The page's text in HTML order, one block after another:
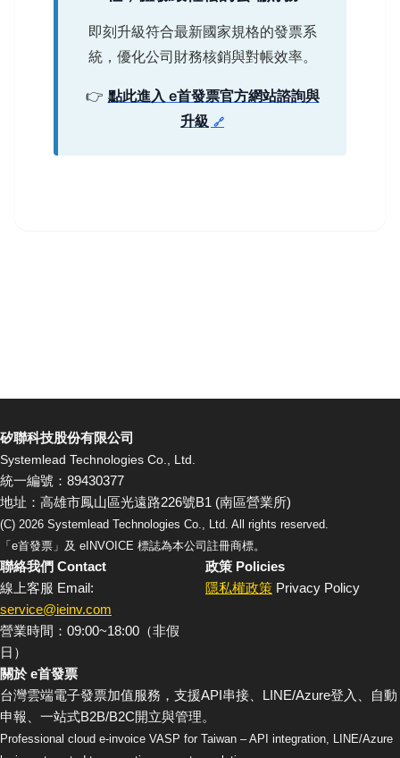
即刻升級符合最新國家規格的發票系
統，優化公司財務核銷與對帳效率。
👉 點此進入 e首發票官方網站諮詢與
升級
矽聯科技股份有限公司
Systemlead Technologies Co., Ltd.
統一編號：89430377
地址：高雄市鳳山區光遠路226號B1 (南區營業所)
(C) 2026 Systemlead Technologies Co., Ltd. All rights reserved.
「e首發票」及 eINVOICE 標誌為本公司註冊商標。
聯絡我們 Contact
線上客服 Email:
service@ieinv.com
營業時間：09:00~18:00（非假
日）
政策 Policies
隱私權政策 Privacy Policy
關於 e首發票
台灣雲端電子發票加值服務，支援API串接、LINE/Azure登入、自動
申報、一站式B2B/B2C開立與管理。
Professional cloud e-invoice VASP for Taiwan – API integration, LINE/Azure